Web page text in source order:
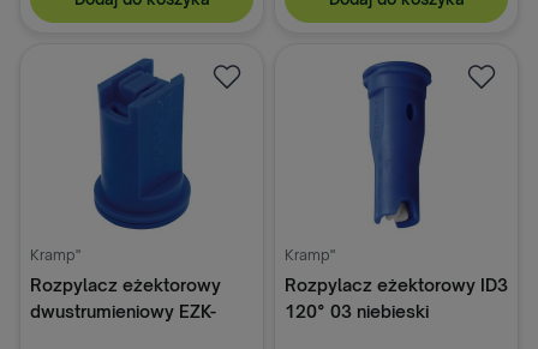
Kramp"
Rozpylacz eżektorowy
dwustrumieniowy EZK-
Kramp"
Rozpylacz eżektorowy ID3
120° 03 niebieski